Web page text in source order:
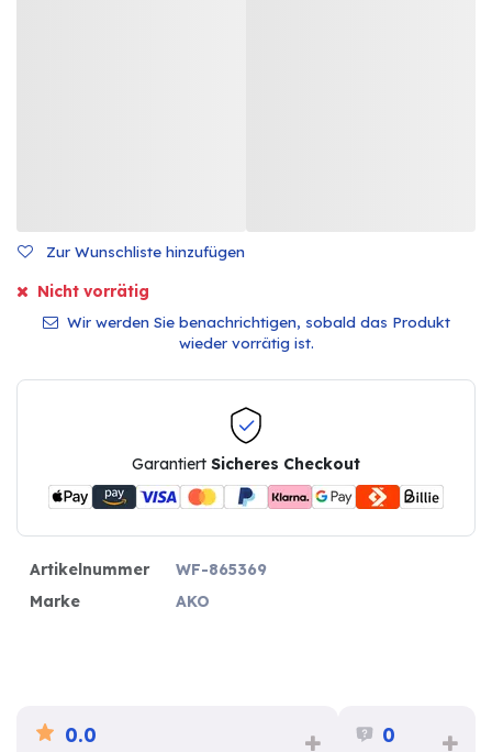
Zur Wunschliste hinzufügen
Nicht vorrätig
Wir werden Sie benachrichtigen, sobald das Produkt
wieder vorrätig ist.
Garantiert Sicheres Checkout
Artikelnummer
WF-865369
Marke
AKO
0.0 0